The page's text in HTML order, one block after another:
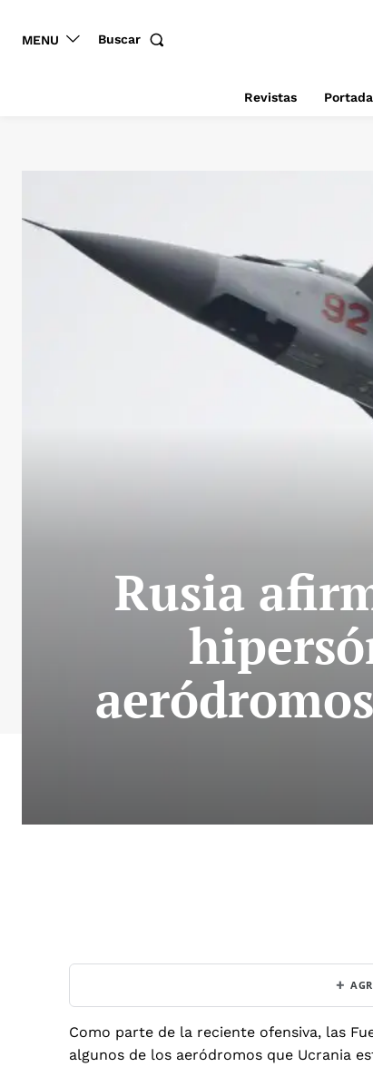
MENU Buscar
Revistas Portada
Rusia
+
Como parte de la reciente ofensiva, las
algunos de los aeródromos que Ucrania